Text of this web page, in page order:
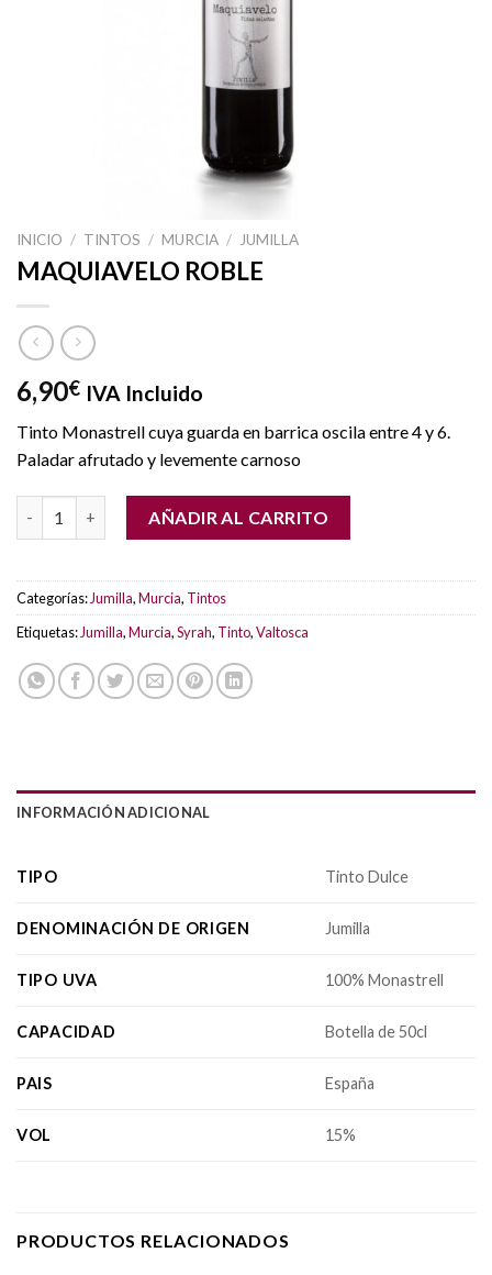
INICIO / TINTOS / MURCIA / JUMILLA
MAQUIAVELO ROBLE
6,90€ IVA Incluido
Tinto Monastrell cuya guarda en barrica oscila entre 4 y 6.
Paladar afrutado y levemente carnoso
MAQUIAVELO ROBLE cantidadAÑADIR AL CARRITO
Categorías: Jumilla,Murcia, Tintos
Etiquetas: Jumilla,Murcia,Syrah, Tinto,Valtosca
INFORMACIÓN ADICIONAL
TIPO Tinto Dulce
DENOMINACIÓN DE ORIGEN Jumilla
TIPO UVA 100% Monastrell
CAPACIDAD Botella de 50cl
PAIS España
VOL 15%
PRODUCTOS RELACIONADOS